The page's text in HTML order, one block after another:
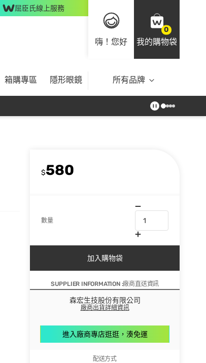
屈臣氏線上服務
嗨！您好
0
我的購物袋
箱購專區 隱形眼鏡 所有品牌
$580
數量
加入購物袋
SUPPLIER INFORMATION :廠商直送資訊
森宏生技股份有限公司
廠商出貨詳細資訊
進入廠商專店逛逛，湊免運
配送方式